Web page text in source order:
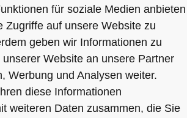
für soziale Medien anbieten
Zugriffe auf unsere Website zu
geben wir Informationen zu
Website an unsere Partner
Werbung und Analysen weiter.
diese Informationen
weiteren Daten zusammen, die Sie